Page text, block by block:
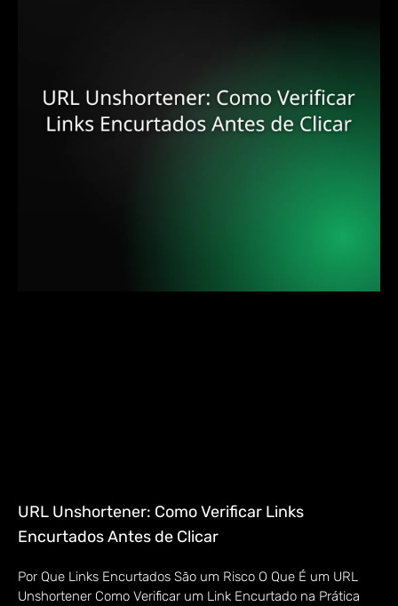
URL Unshortener: Como Verificar Links
Encurtados Antes de Clicar
Por Que Links Encurtados São um Risco O Que É um URL
Unshortener Como Verificar um Link Encurtado na Prática